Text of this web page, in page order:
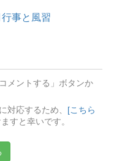
事と風習
メントする」ボタンか
対応するため、
[こちら
すと幸いです。